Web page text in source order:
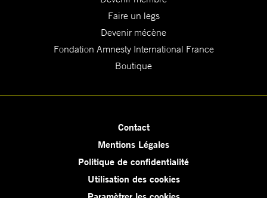
Faire un legs
Devenir mécène
Fondation Amnesty International France
Boutique
Contact
Mentions Légales
Politique de confidentialité
Utilisation des cookies